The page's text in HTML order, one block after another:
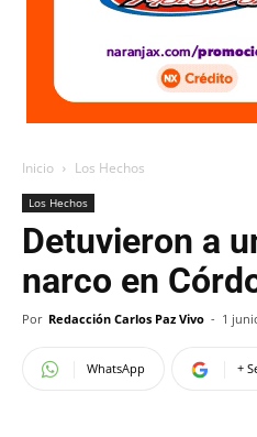
Inicio Los Hechos
Los Hechos
Detuvieron a
narco en
Por Redacción Carlos Paz Vivo - 1
WhatsApp +